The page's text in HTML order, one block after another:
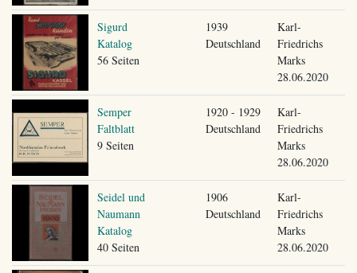
Sigurd
Katalog
56 Seiten
1939
Deutschland
Karl-
Friedrichs
Marks
28.06.2020
Semper
Faltblatt
9 Seiten
1920 - 1929
Deutschland
Karl-
Friedrichs
Marks
28.06.2020
Seidel und
Naumann
Katalog
40 Seiten
1906
Deutschland
Karl-
Friedrichs
Marks
28.06.2020